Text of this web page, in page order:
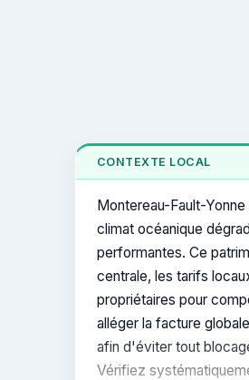
CONTEXTE LOCAL
Montereau-Fault-
climat océanique
performantes. Ce
centrale, les tarifs
propriétaires pour
alléger la facture
afin d'éviter tout
Vérifiez